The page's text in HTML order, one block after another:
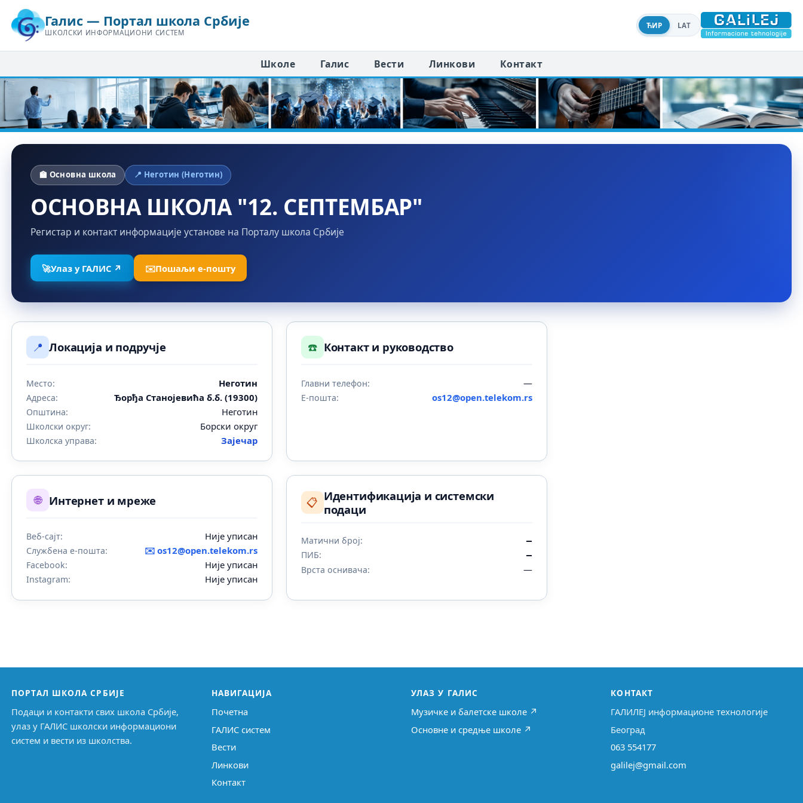
Галис — Портал школа Србије
ШКОЛСКИ ИНФОРМАЦИОНИ СИСТЕМ
ЋИР LAT
Школе Галис Вести Линкови Контакт
🏫 Основна школа 📍 Неготин (Неготин)
ОСНОВНА ШКОЛА "12. СЕПТЕМБАР"
Регистар и контакт информације установе на Порталу школа Србије
🚀Улаз у ГАЛИС ↗ ✉️Пошаљи е-пошту
📍 Локација и подручје
Место: Неготин
Адреса: Ђорђа Станојевића б.б. (19300)
Општина: Неготин
Школски округ: Борски округ
Школска управа: Зајечар
☎️ Контакт и руководство
Главни телефон: —
Е-пошта: os12@open.telekom.rs
🌐 Интернет и мреже
Веб-сајт: Није уписан
Службена е-пошта: ✉️os12@open.telekom.rs
Facebook: Није уписан
Instagram: Није уписан
📋 Идентификација и системски
подаци
Матични број: —
ПИБ: —
Врста оснивача: —
ПОРТАЛ ШКОЛА СРБИЈЕ
Подаци и контакти свих школа Србије,
улаз у ГАЛИС школски информациони
систем и вести из школства.
НАВИГАЦИЈА
Почетна
ГАЛИС систем
Вести
Линкови
Контакт
УЛАЗ У ГАЛИС
Музичке и балетске школе ↗
Основне и средње школе ↗
КОНТАКТ
ГАЛИЛЕЈ информационе технологије
Београд
063 554177
galilej@gmail.com